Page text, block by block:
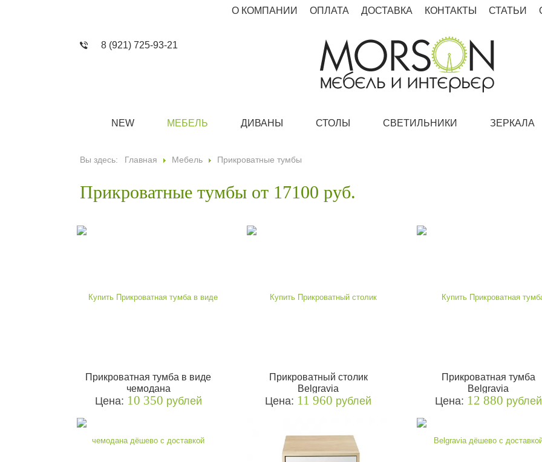
О КОМПАНИИ ОПЛАТА ДОСТАВКА КОНТАКТЫ СТАТЬИ
8 (921) 725-93-21
NEW МЕБЕЛЬ ДИВАНЫ СТОЛЫ СВЕТИЛЬНИКИ ЗЕРКАЛА
Вы здесь: Главная Мебель Прикроватные тумбы
Прикроватные тумбы от 17100 руб.
Прикроватная тумба в виде
чемодана
Цена: 10 350 рублей
Прикроватный столик
Belgravia
Цена: 11 960 рублей
Прикроватная тумба
Belgravia
Цена: 12 880 рублей